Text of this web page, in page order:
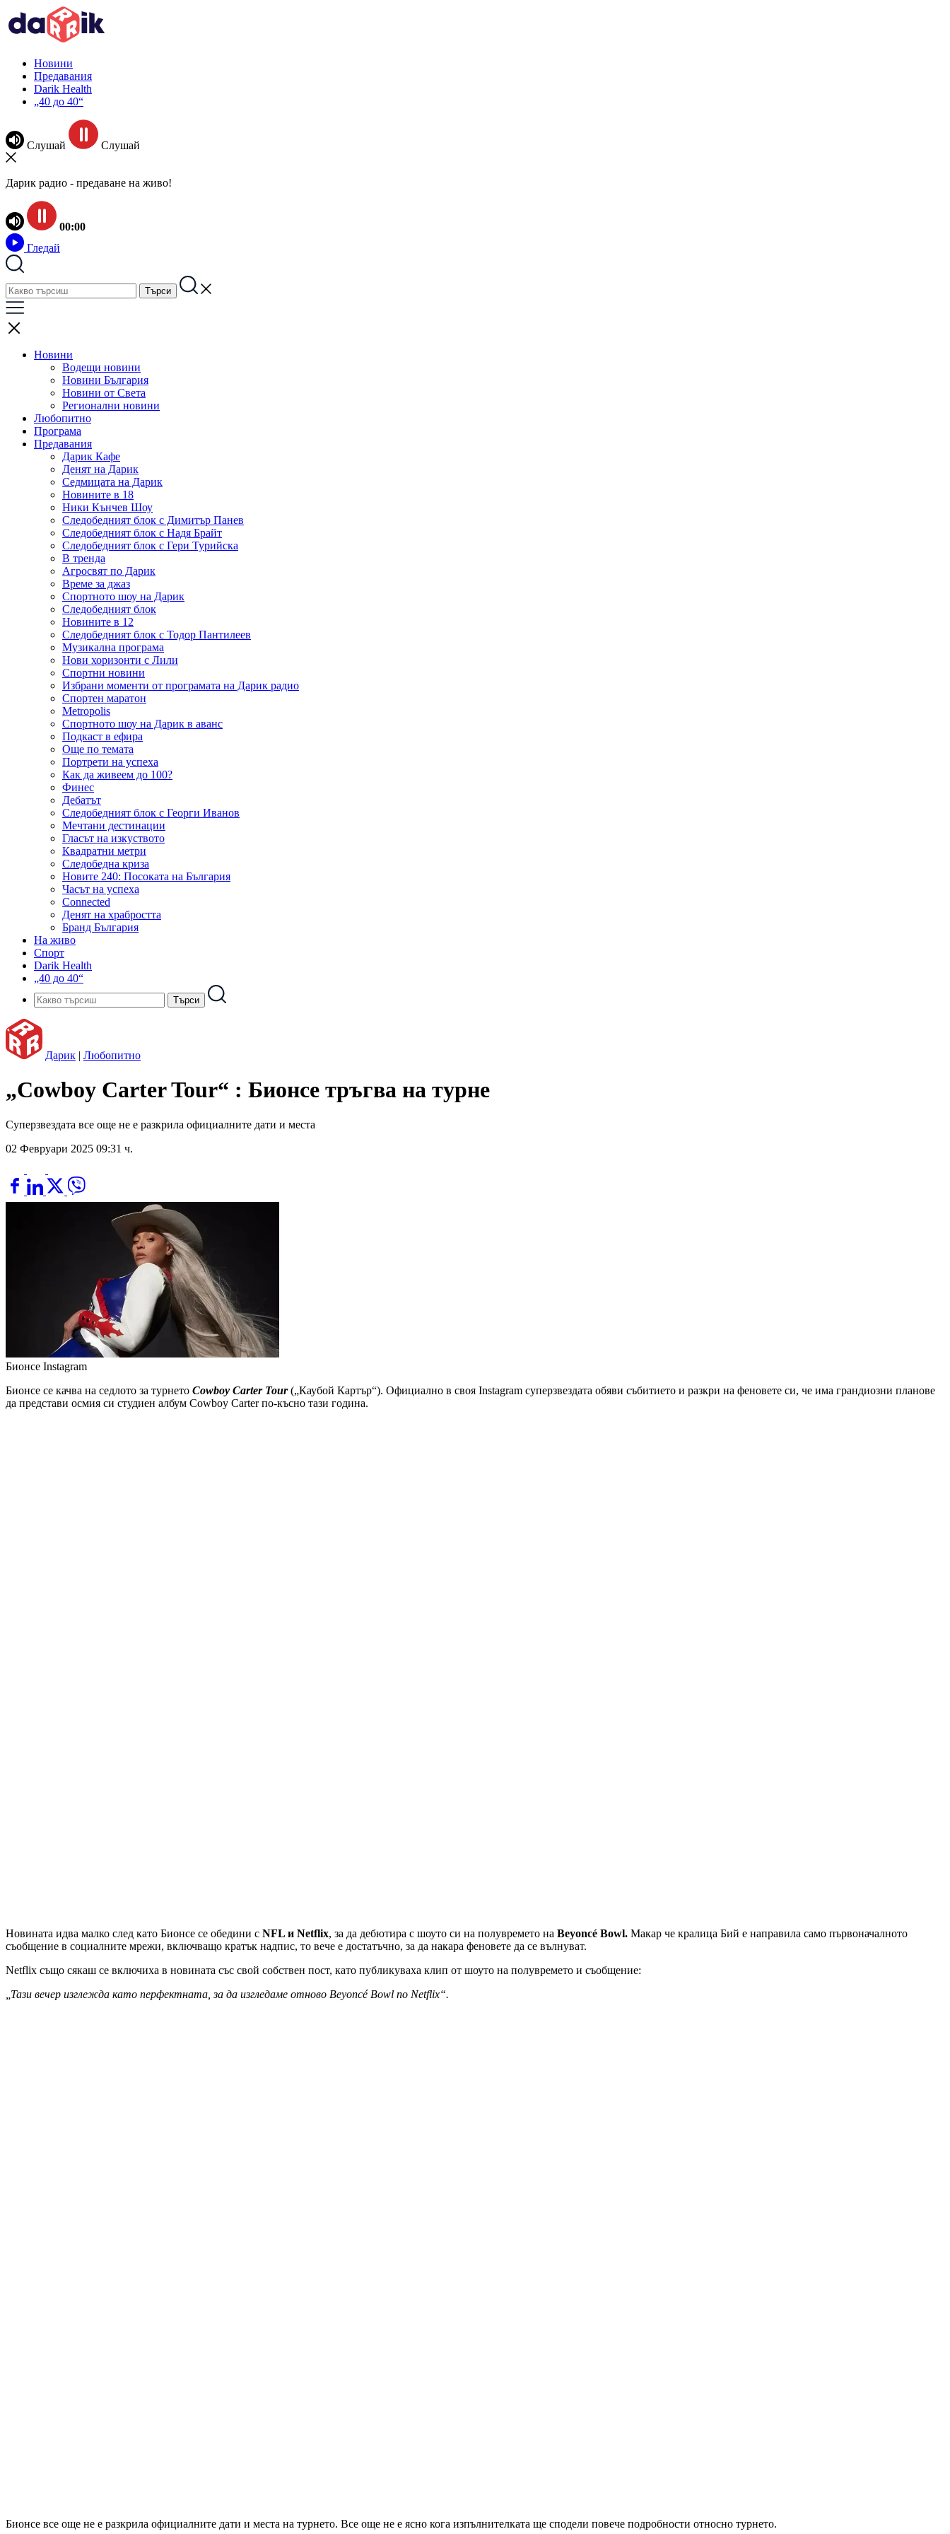
Новини
Предавания
Darik Health
„40 до 40“
Слушай Слушай
Дарик радио - предаване на живо!
00:00
Гледай
Новини
Водещи новини
Новини България
Новини от Света
Регионални новини
Любопитно
Програма
Предавания
Дарик Кафе
Денят на Дарик
Седмицата на Дарик
Новините в 18
Ники Кънчев Шоу
Следобедният блок с Димитър Панев
Следобедният блок с Надя Брайт
Следобедният блок с Гери Турийска
В тренда
Агросвят по Дарик
Време за джаз
Спортното шоу на Дарик
Следобедният блок
Новините в 12
Следобедният блок с Тодор Пантилеев
Музикална програма
Нови хоризонти с Лили
Спортни новини
Избрани моменти от програмата на Дарик радио
Спортен маратон
Metropolis
Спортното шоу на Дарик в аванс
Подкаст в ефира
Още по темата
Портрети на успеха
Как да живеем до 100?
Финес
Дебатът
Следобедният блок с Георги Иванов
Мечтани дестинации
Гласът на изкуството
Квадратни метри
Следобедна криза
Новите 240: Посоката на България
Часът на успеха
Connected
Денят на храбростта
Бранд България
На живо
Спорт
Darik Health
„40 до 40“
Дарик | Любопитно
„Cowboy Carter Tour“ : Бионсе тръгва на турне
Суперзвездата все още не е разкрила официалните дати и места
02 Февруари 2025 09:31 ч.
Бионсе Instagram
Бионсе се качва на седлото за турнето Cowboy Carter Tour(„Каубой Картър“). Официално в своя Instagram суперзвездата обяви събитието и разкри на феновете си, че има грандиозни планове
да представи осмия си студиен албум Cowboy Carter по-късно тази година.
Новината идва малко след като Бионсе се обедини с NFL и Netflix, за да дебютира с шоуто си на полувремето на Beyoncé Bowl. Макар че кралица Бий е направила само първоначалното
съобщение в социалните мрежи, включващо кратък надпис, то вече е достатъчно, за да накара феновете да се вълнуват.
Netflix също сякаш се включиха в новината със свой собствен пост, като публикуваха клип от шоуто на полувремето и съобщение:
„Тази вечер изглежда като перфектната, за да изгледаме отново Beyoncé Bowl по Netflix“.
Бионсе все още не е разкрила официалните дати и места на турнето. Все още не е ясно кога изпълнителката ще сподели повече подробности относно турнето.